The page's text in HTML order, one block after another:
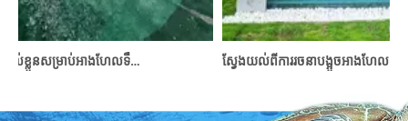
បន្ទះអាគ្រីលីកផ្ទាល់ខ្លួនសម្រាប់អាងហែលទឹក - LeYu